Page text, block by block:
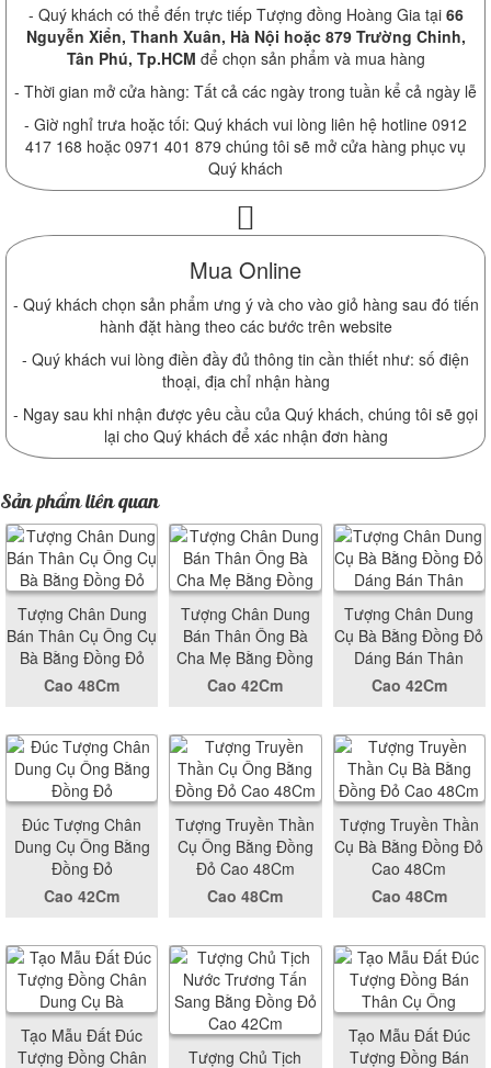
- Quý khách có thể đến trực tiếp Tượng đồng Hoàng Gia tại 66
Nguyễn Xiển, Thanh Xuân, Hà Nội hoặc 879 Trường Chinh,
Tân Phú, Tp.HCM để chọn sản phẩm và mua hàng
- Thời gian mở cửa hàng: Tất cả các ngày trong tuần kể cả ngày lễ
- Giờ nghỉ trưa hoặc tối: Quý khách vui lòng liên hệ hotline 0912
417 168 hoặc 0971 401 879 chúng tôi sẽ mở cửa hàng phục vụ
Quý khách
Mua Online
- Quý khách chọn sản phẩm ưng ý và cho vào giỏ hàng sau đó tiến
hành đặt hàng theo các bước trên website
- Quý khách vui lòng điền đầy đủ thông tin cần thiết như: số điện
thoại, địa chỉ nhận hàng
- Ngay sau khi nhận được yêu cầu của Quý khách, chúng tôi sẽ gọi
lại cho Quý khách để xác nhận đơn hàng
Sản phẩm liên quan
Tượng Chân Dung
Bán Thân Cụ Ông Cụ
Bà Bằng Đồng Đỏ
Cao 48Cm
Tượng Chân Dung
Bán Thân Ông Bà
Cha Mẹ Bằng Đồng
Cao 42Cm
Tượng Chân Dung
Cụ Bà Bằng Đồng Đỏ
Dáng Bán Thân
Cao 42Cm
Đúc Tượng Chân
Dung Cụ Ông Bằng
Đồng Đỏ
Cao 42Cm
Tượng Truyền Thần
Cụ Ông Bằng Đồng
Đỏ Cao 48Cm
Cao 48Cm
Tượng Truyền Thần
Cụ Bà Bằng Đồng Đỏ
Cao 48Cm
Cao 48Cm
Tạo Mẫu Đất Đúc
Tượng Đồng Chân
Tượng Chủ Tịch
Tạo Mẫu Đất Đúc
Tượng Đồng Bán